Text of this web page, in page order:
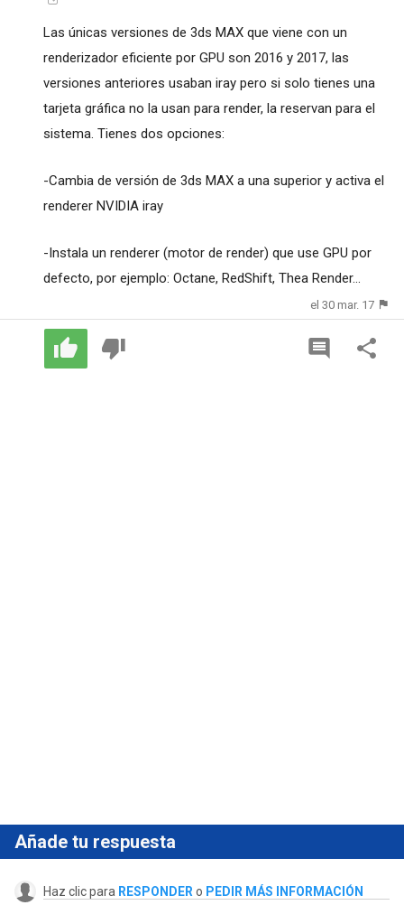
Las únicas versiones de 3ds MAX que viene con un
renderizador eficiente por GPU son 2016 y 2017, las
versiones anteriores usaban iray pero si solo tienes una
tarjeta gráfica no la usan para render, la reservan para el
sistema. Tienes dos opciones:
-Cambia de versión de 3ds MAX a una superior y activa el
renderer NVIDIA iray
-Instala un renderer (motor de render) que use GPU por
defecto, por ejemplo: Octane, RedShift, Thea Render...
el 30 mar. 17
Añade tu respuesta
Haz clic para RESPONDER o PEDIR MÁS INFORMACIÓN